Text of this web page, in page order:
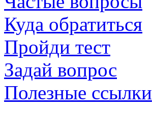
Куда обратиться
Пройди тест
Задай вопрос
Полезные ссылки